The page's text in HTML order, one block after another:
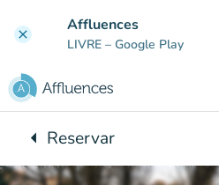
clear Affluences
LIVRE – Google Play
arrow_leftVoltar para:
Reservar